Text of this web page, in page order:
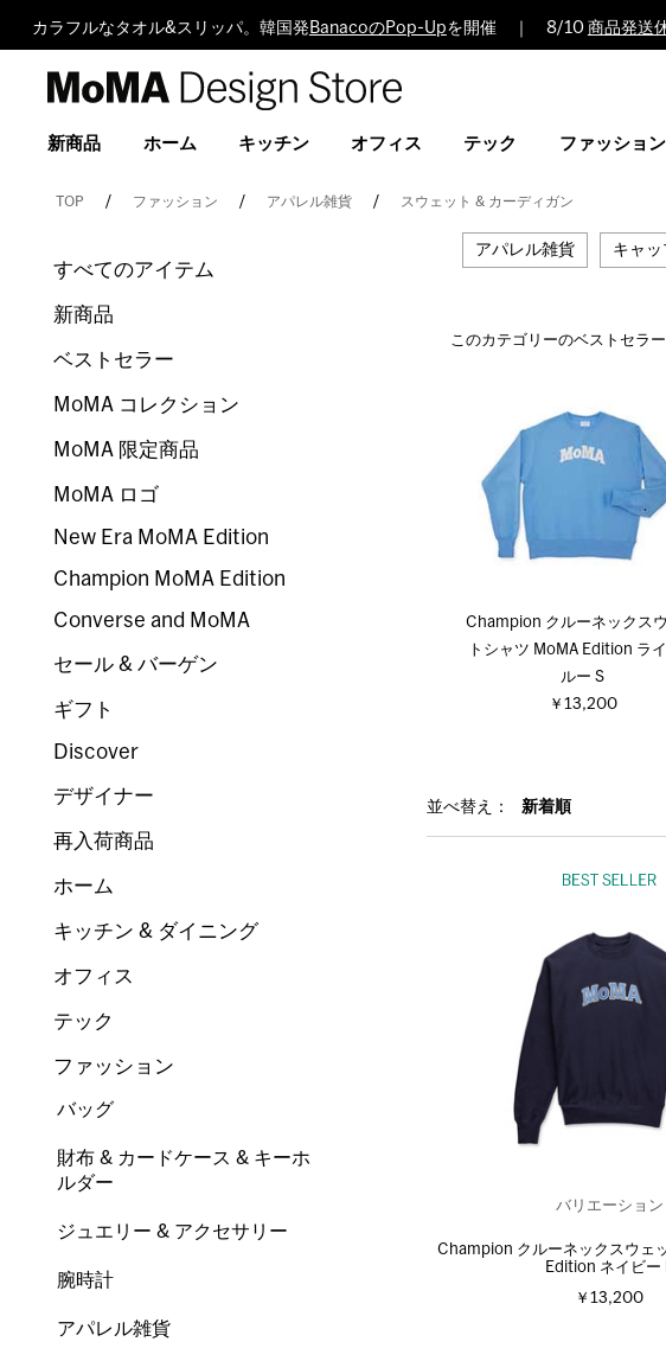
カラフルなタオル&スリッパ。韓国発 BanacoのPop-Upを開催 ｜ 8/10 商品発送
Design
新商品 ホーム キッチン オフィス テック ファッション
TOP ファッション アパレル雑貨 スウェット & カーディガン
アパレル雑貨 キャ
このカテゴリーのベストセラー
Champion クルーネックス
トシャツ MoMA Edition ラ
ルー S
￥13,200
並べ替え： 新着順
バリエーション
Champion クルーネックスウェ
Edition ネイビー
￥13,200
すべてのアイテム
新商品
ベストセラー
MoMA コレクション
MoMA 限定商品
MoMA ロゴ
New Era MoMA Edition
Champion MoMA Edition
Converse and MoMA
セール & バーゲン
ギフト
Discover
デザイナー
再入荷商品
ホーム
キッチン & ダイニング
オフィス
テック
ファッション
バッグ
財布 & カードケース & キーホ
ルダー
ジュエリー & アクセサリー
腕時計
アパレル雑貨